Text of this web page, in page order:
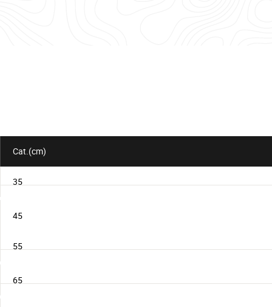
Cat.(cm)
35
45
55
65